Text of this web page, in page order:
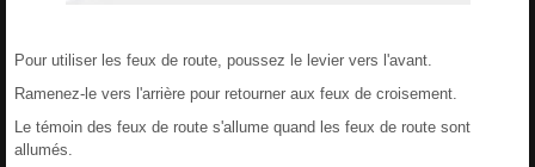
Pour utiliser les feux de route, poussez le levier vers l'avant.
Ramenez-le vers l'arrière pour retourner aux feux de croisement.
Le témoin des feux de route s'allume quand les feux de route sont
allumés.